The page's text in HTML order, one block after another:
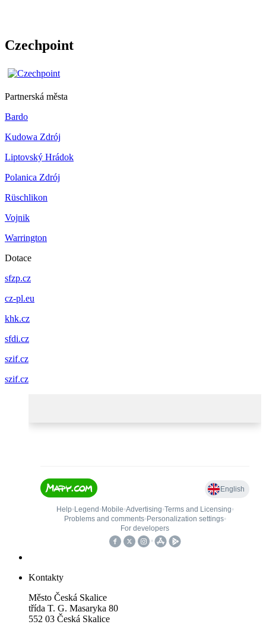
Czechpoint
Partnerská města
Bardo
Kudowa Zdrój
Liptovský Hrádok
Polanica Zdrój
Rüschlikon
Vojnik
Warrington
Dotace
sfzp.cz
cz-pl.eu
khk.cz
sfdi.cz
szif.cz
szif.cz
Kontakty
Město Česká Skalice
třída T. G. Masaryka 80
552 03 Česká Skalice